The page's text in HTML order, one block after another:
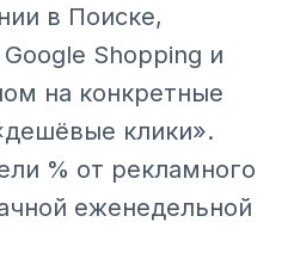
в Поиске,
Shopping и
на конкретные
клики».
% от рекламного
еженедельной